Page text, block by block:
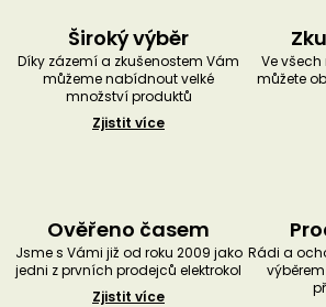
Široký výběr
Díky zázemí a zkušenostem Vám
můžeme nabídnout velké
množství produktů
Zjistit více
Ve
můžete
Ověřeno časem
Jsme s Vámi již od roku 2009 jako
jedni z prvních prodejců elektrokol
Zjistit více
Rádi a